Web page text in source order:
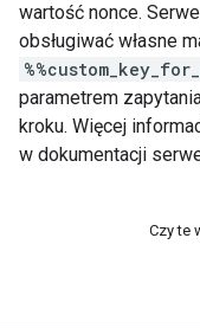
wartość nonce.
obsługiwać własne
parametrem
kroku. Więcej
w dokumentacji
Czy te